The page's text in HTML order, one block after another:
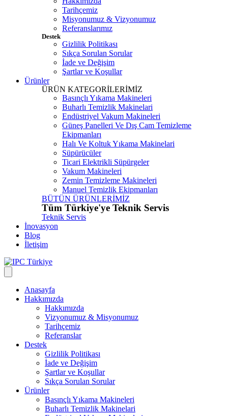
Tarihçemiz
Misyonumuz & Vizyonumuz
Referanslarımız
Destek
Gizlilik Politikası
Sıkça Sorulan Sorular
İade ve Değişim
Şartlar ve Koşullar
Ürünler
ÜRÜN KATEGORİLERİMİZ
Basınçlı Yıkama Makineleri
Buharlı Temizlik Makinelari
Endüstriyel Vakum Makineleri
Güneş Panelleri Ve Dış Cam Temizleme
Ekipmanları
Halı Ve Koltuk Yıkama Makinelari
Süpürücüler
Ticari Elektrikli Süpürgeler
Vakum Makineleri
Zemin Temizleme Makineleri
Manuel Temizlik Ekipmanları
BÜTÜN ÜRÜNLERİMİZ
Tüm Türkiye'ye Teknik Servis
Teknik Servis
İnovasyon
Blog
İletişim
Anasayfa
Hakkımızda
Hakkımızda
Vizyonumuz & Misyonumuz
Tarihçemiz
Referanslar
Destek
Gizlilik Politikası
İade ve Değişim
Şartlar ve Koşullar
Sıkça Sorulan Sorular
Ürünler
Basınçlı Yıkama Makineleri
Buharlı Temizlik Makinelari